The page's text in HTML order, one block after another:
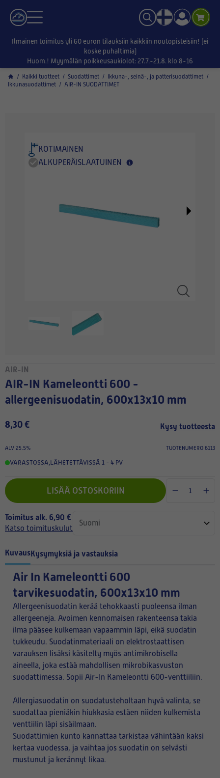
Ilmainen toimitus yli 60 euron tilauksiin kaikkiin noutopisteisiin! (ei
koske puhaltimia)
Huom.! Myymälän poikkeusaukiolot: 27.7.-21.8. klo 8-16
/ Kaikki tuotteet / Suodattimet / Ikkuna-, seinä-, ja patterisuodattimet /
Ikkunasuodattimet / AIR-IN SUODATTIMET
KOTIMAINEN
ALKUPERÄISLAATUINEN
AIR-IN
AIR-IN Kameleontti 600 -
allergeenisuodatin, 600x13x10 mm
8,30 € Kysy tuotteesta
ALV 25.5% TUOTENUMERO 6113
VARASTOSSA,LÄHETETTÄVISSÄ 1 - 4 PV
LISÄÄ OSTOSKORIIN
Toimitus alk. 6,90 €
Katso toimituskulut
KuvausKysymyksiä ja vastauksia
Air In Kameleontti 600
tarvikesuodatin, 600x13x10 mm
Allergeenisuodatin kerää tehokkaasti puoleensa ilman
allergeeneja. Avoimen kennomaisen rakenteensa takia
ilma pääsee kulkemaan vapaammin läpi, eikä suodatin
tukkeudu. Suodatinmateriaali on elektrostaattisen
varauksen lisäksi käsitelty myös antimikrobisella
aineella, joka estää mahdollisen mikrobikasvuston
suodattimessa. Sopii Air-In Kameleontti 600-venttiiliin.
Allergiasuodatin on suodatusteholtaan hyvä valinta, se
suodattaa pieniäkin hiukkasia estäen niiden kulkemista
venttiilin läpi sisäilmaan.
Suodattimien kunto kannattaa tarkistaa vähintään kaksi
kertaa vuodessa, ja vaihtaa jos suodatin on selvästi
mustunut ja kerännyt likaa.